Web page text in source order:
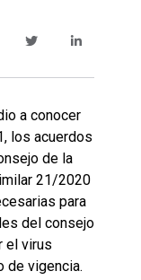
a conocer
los acuerdos
de la
21/2020
para
del consejo
el virus
de vigencia.